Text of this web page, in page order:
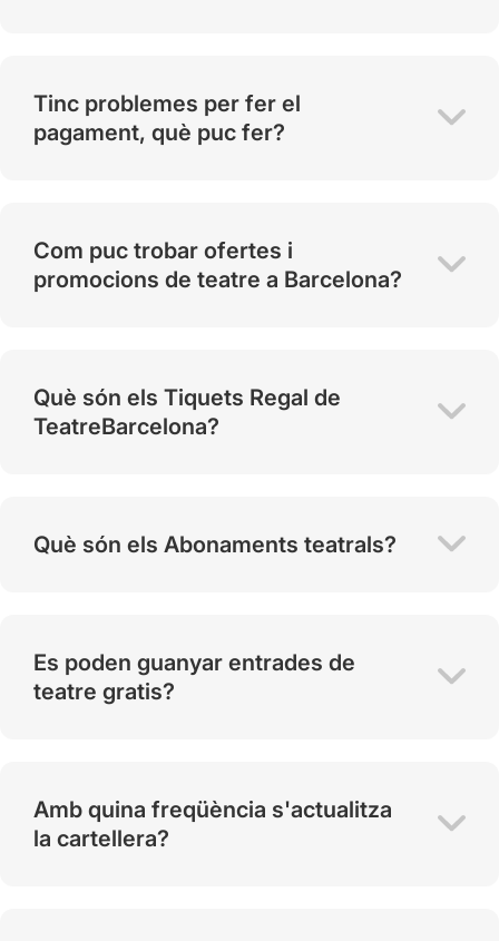
Tinc problemes per fer el
pagament, què puc fer?
Com puc trobar ofertes i
promocions de teatre a Barcelona?
Què són els Tiquets Regal de
TeatreBarcelona?
Què són els Abonaments teatrals?
Es poden guanyar entrades de
teatre gratis?
Amb quina freqüència s'actualitza
la cartellera?